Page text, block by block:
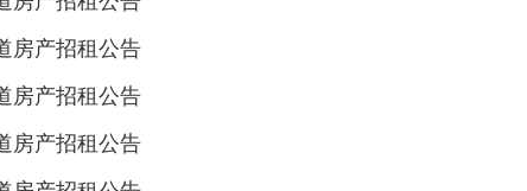
房产招租公告
房产招租公告
房产招租公告